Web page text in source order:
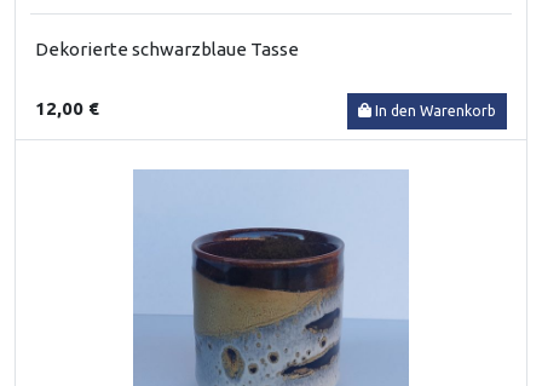
Dekorierte schwarzblaue Tasse
12,00 € In den Warenkorb